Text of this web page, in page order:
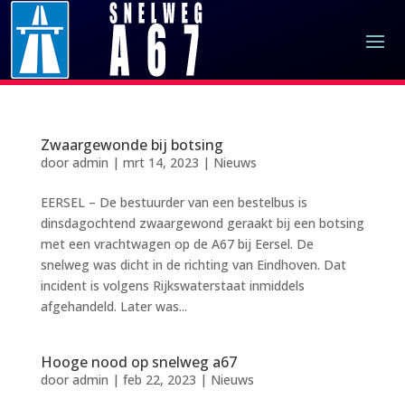
Zwaargewonde bij botsing
door admin | mrt 14, 2023 | Nieuws
EERSEL – De bestuurder van een bestelbus is
dinsdagochtend zwaargewond geraakt bij een botsing
met een vrachtwagen op de A67 bij Eersel. De
snelweg was dicht in de richting van Eindhoven. Dat
incident is volgens Rijkswaterstaat inmiddels
afgehandeld. Later was...
Hooge nood op snelweg a67
door admin | feb 22, 2023 | Nieuws